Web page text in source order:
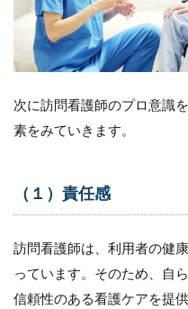
5.2
自発
的に
スキ
ップ
に取
り組
でき
る
看護
師と
して
自分
次に訪問看護師のプロ意識
素をみていきます。
（１）責任感
訪問看護師は、利用者の健
っています。そのため、自
信頼性のある看護ケアを提